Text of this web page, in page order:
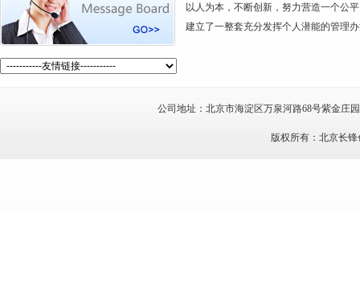
以人为本，不断创新，努力营造一个公
建立了一整套充分发挥个人潜能的管理
公司地址：北京市海淀区万泉河路68号紫金庄
版权所有：北京长